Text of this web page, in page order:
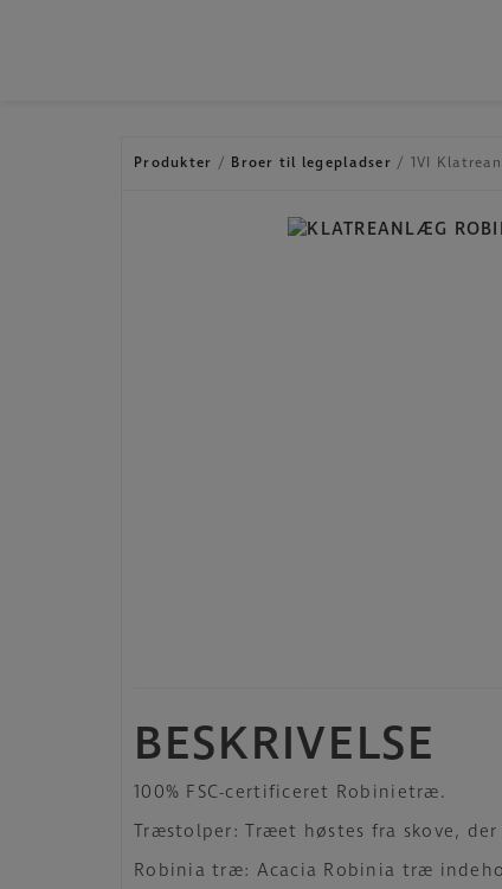
Produkter / Broer til legepladser / 1VI
BESKRIVELSE
100% FSC-certificeret Robinietræ.
Træstolper: Træet høstes fra skove,
Robinia træ: Acacia Robinia træ